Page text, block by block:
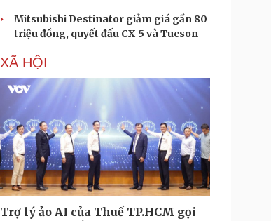
Mitsubishi Destinator giảm giá gần 80
triệu đồng, quyết đấu CX-5 và Tucson
XÃ HỘI
Trợ lý ảo AI của Thuế TP.HCM gọi